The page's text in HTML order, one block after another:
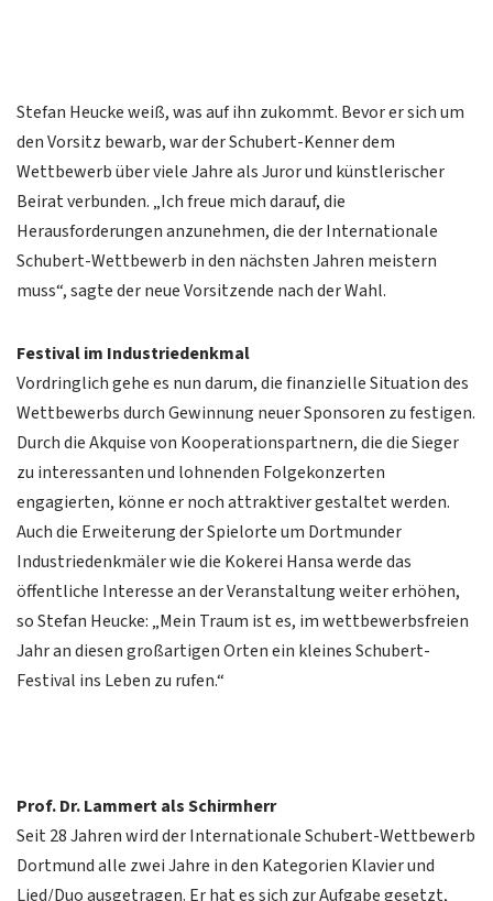
Stefan Heucke weiß, was auf ihn zukommt. Bevor er sich um
den Vorsitz bewarb, war der Schubert-Kenner dem
Wettbewerb über viele Jahre als Juror und künstlerischer
Beirat verbunden. „Ich freue mich darauf, die
Herausforderungen anzunehmen, die der Internationale
Schubert-Wettbewerb in den nächsten Jahren meistern
muss“, sagte der neue Vorsitzende nach der Wahl.
Festival im Industriedenkmal
Vordringlich gehe es nun darum, die finanzielle Situation des
Wettbewerbs durch Gewinnung neuer Sponsoren zu festigen.
Durch die Akquise von Kooperationspartnern, die die Sieger
zu interessanten und lohnenden Folgekonzerten
engagierten, könne er noch attraktiver gestaltet werden.
Auch die Erweiterung der Spielorte um Dortmunder
Industriedenkmäler wie die Kokerei Hansa werde das
öffentliche Interesse an der Veranstaltung weiter erhöhen,
so Stefan Heucke: „Mein Traum ist es, im wettbewerbsfreien
Jahr an diesen großartigen Orten ein kleines Schubert-
Festival ins Leben zu rufen.“
Prof. Dr. Lammert als Schirmherr
Seit 28 Jahren wird der Internationale Schubert-Wettbewerb
Dortmund alle zwei Jahre in den Kategorien Klavier und
Lied/Duo ausgetragen. Er hat es sich zur Aufgabe gesetzt,